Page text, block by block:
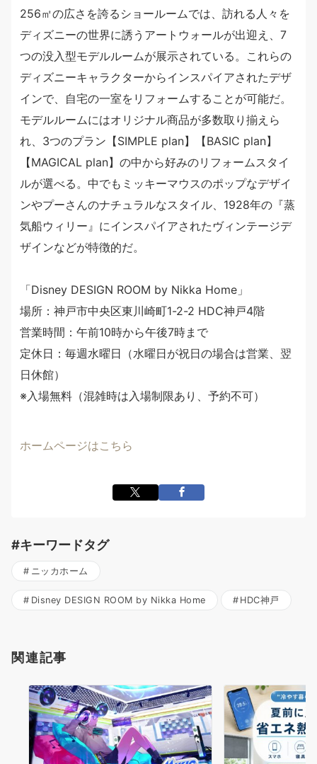
256㎡の広さを誇るショールームでは、訪れる人々を
ディズニーの世界に誘うアートウォールが出迎え、7
つの没入型モデルルームが展示されている。これらの
ディズニーキャラクターからインスパイアされたデザ
インで、自宅の一室をリフォームすることが可能だ。
モデルルームにはオリジナル商品が多数取り揃えら
れ、3つのプラン【SIMPLE plan】【BASIC plan】
【MAGICAL plan】の中から好みのリフォームスタイ
ルが選べる。中でもミッキーマウスのポップなデザイ
ンやプーさんのナチュラルなスタイル、1928年の『蒸
気船ウィリー』にインスパイアされたヴィンテージデ
ザインなどが特徴的だ。
「Disney DESIGN ROOM by Nikka Home」
場所：神戸市中央区東川崎町1-2-2 HDC神戸4階
営業時間：午前10時から午後7時まで
定休日：毎週水曜日（水曜日が祝日の場合は営業、翌
日休館）
※入場無料（混雑時は入場制限あり、予約不可）
ホームページはこちら
#キーワードタグ
ニッカホーム
Disney DESIGN ROOM by Nikka Home HDC神戸
関連記事